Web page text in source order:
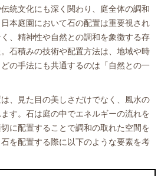
統文化にも深く関わり、庭全体の調和
本庭園において石の配置は重要視され
、精神性や自然との調和を象徴する存
石積みの技術や配置方法は、地域や時
の手法にも共通するのは「自然との一
、見た目の美しさだけでなく、風水の
す。石は庭の中でエネルギーの流れを
に配置することで調和の取れた空間を
を配置する際に以下のような要素を考